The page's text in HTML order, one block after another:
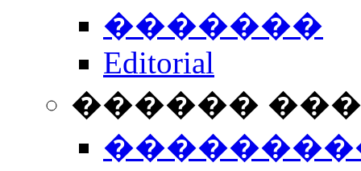
�������
Editorial
������